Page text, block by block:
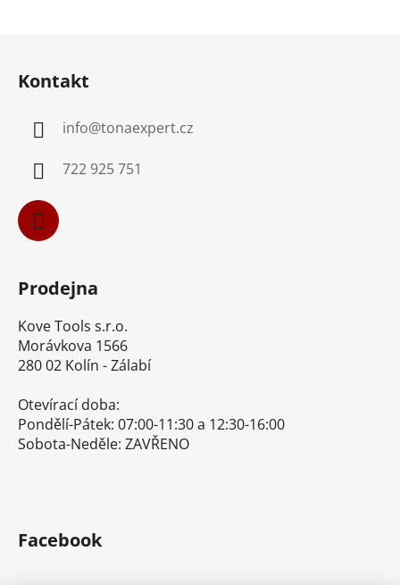
Kontakt
info@tonaexpert.cz
722 925 751
Prodejna
Kove Tools s.r.o.
Morávkova 1566
280 02 Kolín - Zálabí
Otevírací doba:
Pondělí-Pátek: 07:00-11:30 a 12:30-16:00
Sobota-Neděle: ZAVŘENO
Facebook